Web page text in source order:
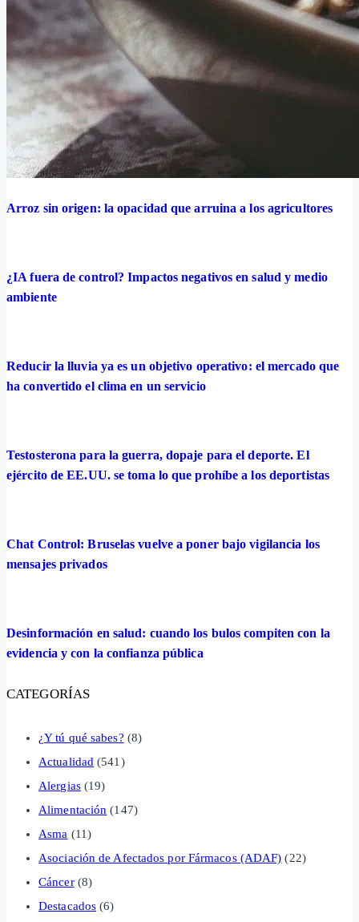
Arroz sin origen: la opacidad que arruina a los agricultores
¿IA fuera de control? Impactos negativos en salud y medio
ambiente
Reducir la lluvia ya es un objetivo operativo: el mercado que
ha convertido el clima en un servicio
Testosterona para la guerra, dopaje para el deporte. El
ejército de EE.UU. se toma lo que prohíbe a los deportistas
Chat Control: Bruselas vuelve a poner bajo vigilancia los
mensajes privados
Desinformación en salud: cuando los bulos compiten con la
evidencia y con la confianza pública
CATEGORÍAS
¿Y tú qué sabes? (8)
Actualidad (541)
Alergias(19)
Alimentación (147)
Asma (11)
Asociación de Afectados por Fármacos (ADAF) (22)
Cáncer(8)
Destacados (6)